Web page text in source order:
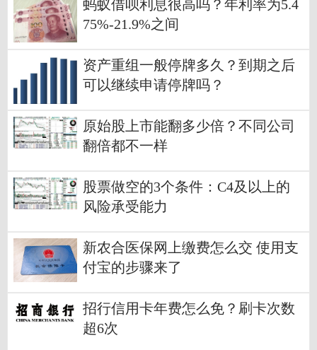
蚂蚁借呗利息很高吗？年利率为5.4
75%-21.9%之间
资产重组一般停牌多久？到期之后
可以继续申请停牌吗？
原始股上市能翻多少倍？不同公司
翻倍都不一样
股票做空的3个条件：C4及以上的
风险承受能力
新农合医保网上缴费怎么交 使用支
付宝的步骤来了
招行信用卡年费怎么免？刷卡次数
超6次